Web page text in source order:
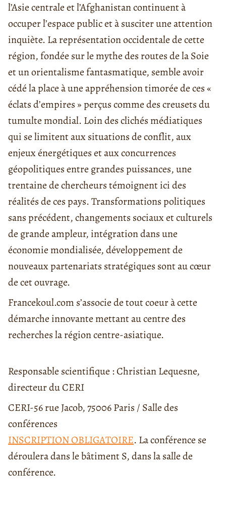
l’Asie centrale et l’Afghanistan continuent à
occuper l’espace public et à susciter une attention
inquiète. La représentation occidentale de cette
région, fondée sur le mythe des routes de la Soie
et un orientalisme fantasmatique, semble avoir
cédé la place à une appréhension timorée de ces «
éclats d’empires » perçus comme des creusets du
tumulte mondial. Loin des clichés médiatiques
qui se limitent aux situations de conflit, aux
enjeux énergétiques et aux concurrences
géopolitiques entre grandes puissances, une
trentaine de chercheurs témoignent ici des
réalités de ces pays. Transformations politiques
sans précédent, changements sociaux et culturels
de grande ampleur, intégration dans une
économie mondialisée, développement de
nouveaux partenariats stratégiques sont au cœur
de cet ouvrage.
Francekoul.com s’associe de tout coeur à cette
démarche innovante mettant au centre des
recherches la région centre-asiatique.
Responsable scientifique : Christian Lequesne,
directeur du CERI
CERI-56 rue Jacob, 75006 Paris / Salle des
conférences
INSCRIPTION OBLIGATOIRE. La conférence se
déroulera dans le bâtiment S, dans la salle de
conférence.